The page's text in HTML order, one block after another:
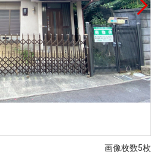
画像枚数5枚